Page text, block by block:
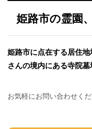
姫路市の霊園
姫路市に点在する居住
さんの境内にある寺院
お気軽にお問い合わせくだ